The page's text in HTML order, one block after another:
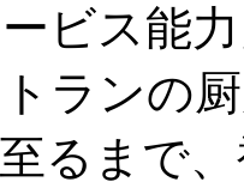
ビス能
ランの
るまで